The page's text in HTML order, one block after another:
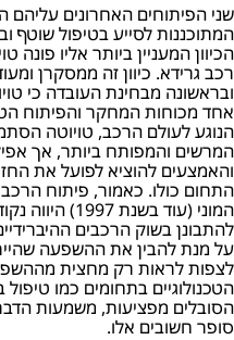
שני הפיתוחים האחרונים עליהם
המתוכננות לסייע בטיפול שוטף
הכיוון המעניין ביותר אליו
רכב גרידא. כיוון זה ממסקרן
ובראשונה מבחינת העובדה כי
אחד מכוחות המחקר והפיתוח
הנוגע לעולם הרכב, טויוטה
המרשים והמפותח ביותר, אך
והאמצעים להוציא לפועל את
התחום כולו. כאמור, פיתוח הרכב
המוני (עוד
להתבונן בשוק הרכבים
על מנת להבין את ההשפעה
לצפות לראות רק מחצית
הטכנולוגיים בתחומים כמו
הסובלים מפציעות, משמעות
סופר חשובים אלו.